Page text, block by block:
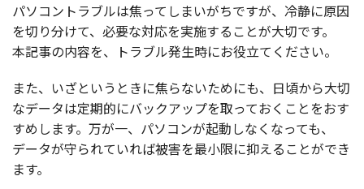
パソコントラブルは焦ってしまいがちですが、 冷静に原因
を切り分けて、 必要な対応を実施することが大切です。
本記事の内容を、 トラブル発生時にお役立てください。
また、いざというときに焦らないためにも、 日頃から大切
なデータは定期的にバックアップを取っておくことをおす
すめします。万が一、 パソコンが起動しなくなっても、
データが守られていれば被害を最小限に抑えることができ
ます。